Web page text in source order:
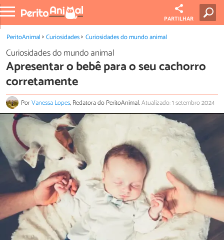
PARTILHAR
PeritoAnimal Curiosidades Curiosidades do mundo animal
Curiosidades do mundo animal
Apresentar o bebê para o seu cachorro
corretamente
PorVanessa Lopes, Redatora do PeritoAnimal.Atualizado: 1 setembro 2024